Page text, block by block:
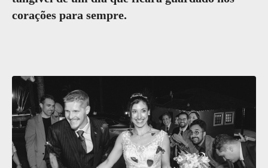
corações para sempre.